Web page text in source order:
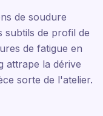
de soudure
subtils de profil de
de fatigue en
attrape la dérive
sorte de l'atelier.